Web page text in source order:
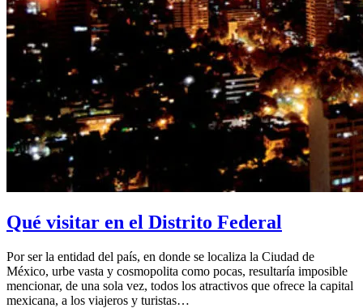
Qué visitar en el Distrito Federal
Por ser la entidad del país, en donde se localiza la Ciudad de
México, urbe vasta y cosmopolita como pocas, resultaría imposible
mencionar, de una sola vez, todos los atractivos que ofrece la capital
mexicana, a los viajeros y turistas…